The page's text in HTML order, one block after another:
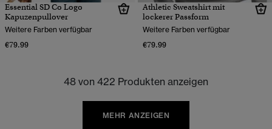
Essential SD Co Logo
Kapuzenpullover
Weitere Farben verfügbar
€79.99
Athletic Sweatshirt mit
lockerer Passform
Weitere Farben verfügbar
€79.99
48 von 422 Produkten anzeigen
MEHR ANZEIGEN